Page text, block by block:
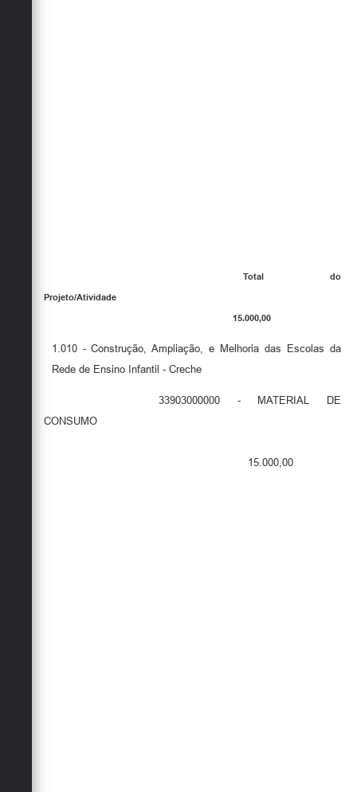
Total do
Projeto/Atividade
15.000,00
1.010 - Construção, Ampliação, e Melhoria das Escolas da
Rede de Ensino Infantil - Creche
33903000000 - MATERIAL DE
CONSUMO
15.000,00